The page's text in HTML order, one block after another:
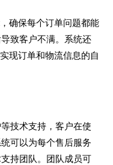
确保每个订单问题都能
致客户不满。系统还
现订单和物流信息的自
技术支持，客户在使
可以为每个售后服务
持团队。团队成员可